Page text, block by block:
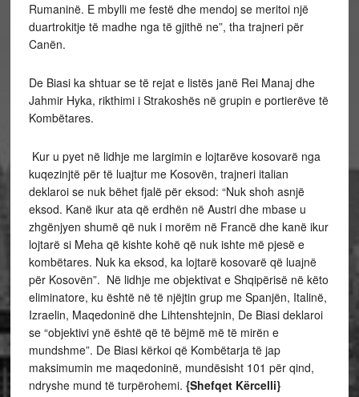
Rumaninë. E mbylli me festë dhe mendoj se meritoi një
duartrokitje të madhe nga të gjithë ne”, tha trajneri për
Canën.
De Biasi ka shtuar se të rejat e listës janë Rei Manaj dhe
Jahmir Hyka, rikthimi i Strakoshës në grupin e portierëve të
Kombëtares.
Kur u pyet në lidhje me largimin e lojtarëve kosovarë nga
kuqezinjtë për të luajtur me Kosovën, trajneri italian
deklaroi se nuk bëhet fjalë për eksod: “Nuk shoh asnjë
eksod. Kanë ikur ata që erdhën në Austri dhe mbase u
zhgënjyen shumë që nuk i morëm në Francë dhe kanë ikur
lojtarë si Meha që kishte kohë që nuk ishte më pjesë e
kombëtares. Nuk ka eksod, ka lojtarë kosovarë që luajnë
për Kosovën”. Në lidhje me objektivat e Shqipërisë në këto
eliminatore, ku është në të njëjtin grup me Spanjën, Italinë,
Izraelin, Maqedoninë dhe Lihtenshtejnin, De Biasi deklaroi
se “objektivi ynë është që të bëjmë më të mirën e
mundshme”. De Biasi kërkoi që Kombëtarja të jap
maksimumin me maqedoninë, mundësisht 101 për qind,
ndryshe mund të turpërohemi. {Shefqet Kërcelli}